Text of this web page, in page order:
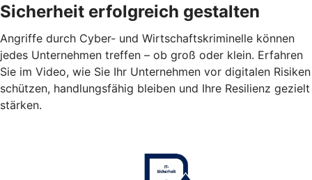
Sicherheit erfolgreich gestalten
Angriffe durch Cyber- und Wirtschaftskriminelle können
jedes Unternehmen treffen – ob groß oder klein. Erfahren
Sie im Video, wie Sie Ihr Unternehmen vor digitalen Risiken
schützen, handlungsfähig bleiben und Ihre Resilienz gezielt
stärken.